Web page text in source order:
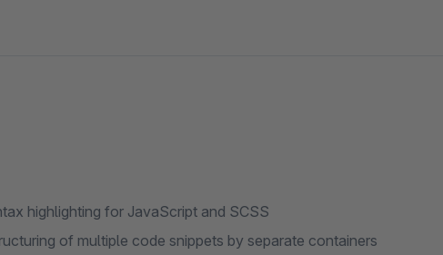
highlighting for JavaScript and SCSS
of multiple code snippets by separate containers